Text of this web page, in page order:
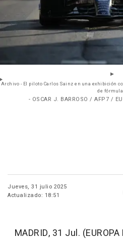
Archivo - El piloto Carlos Sainz en una exhibición
de
- OSCAR J. BARROSO / AFP7 /
Jueves, 31 julio 2025
Actualizado: 18:51
MADRID, 31 Jul. (EUROPA